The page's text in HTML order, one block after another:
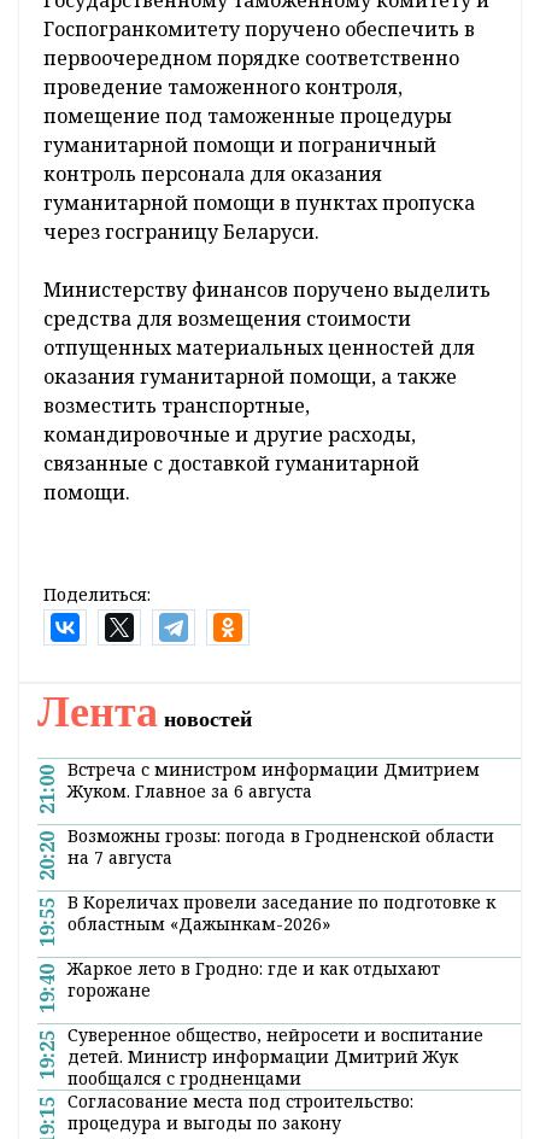
Госпогранкомитету поручено обеспечить в
первоочередном порядке соответственно
проведение таможенного контроля,
помещение под таможенные процедуры
гуманитарной помощи и пограничный
контроль персонала для оказания
гуманитарной помощи в пунктах пропуска
через госграницу Беларуси.
Министерству финансов поручено выделить
средства для возмещения стоимости
отпущенных материальных ценностей для
оказания гуманитарной помощи, а также
возместить транспортные,
командировочные и другие расходы,
связанные с доставкой гуманитарной
помощи.
Поделиться:
Главная Новости Происшествия
В Слонимском районе в ДТП
9:47 02 мая 2018
На срок до семи лет может лишиться
свободы водитель, допустивший
опрокидывание, в котором тяжелые
травмы получил его сын.
30 апреля не имеющий права управления
нетрезвый возле деревни Задворье
Слонимского района на гравийном
покрытии допустил боковой занос. Выехав на